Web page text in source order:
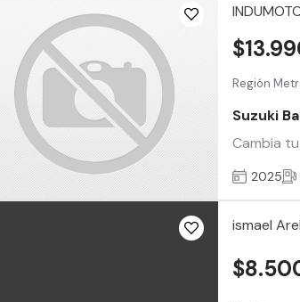
Región
Suzuki
Cambia
2025
ismael